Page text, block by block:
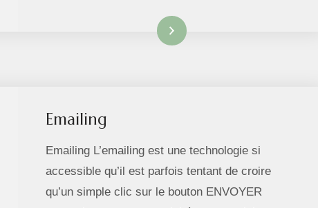
Lire la suite
Emailing
Emailing L’emailing est une technologie si
accessible qu’il est parfois tentant de croire
qu’un simple clic sur le bouton ENVOYER